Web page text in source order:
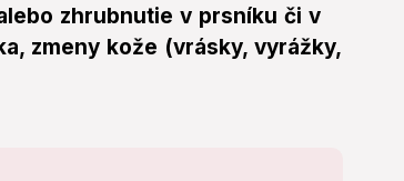
zhrubnutie v prsníku či v
zmeny kože (vrásky, vyrážky,